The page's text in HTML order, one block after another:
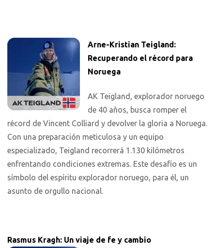
Arne-Kristian Teigland:
Recuperando el récord para
Noruega
AK Teigland, explorador noruego
de 40 años, busca romper el
récord de Vincent Colliard y devolver la gloria a Noruega.
Con una preparación meticulosa y un equipo
especializado, Teigland recorrerá 1.130 kilómetros
enfrentando condiciones extremas. Este desafío es un
símbolo del espíritu explorador noruego, para él, un
asunto de orgullo nacional.
Rasmus Kragh: Un viaje de fe y cambio